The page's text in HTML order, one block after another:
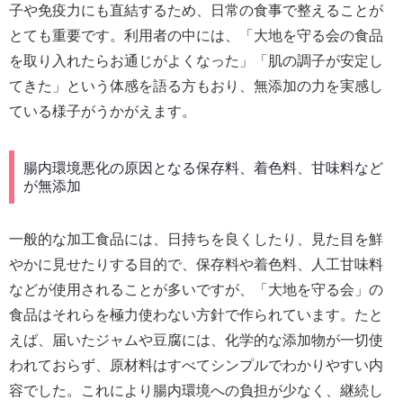
子や免疫力にも直結するため、日常の食事で整えることが
とても重要です。利用者の中には、「大地を守る会の食品
を取り入れたらお通じがよくなった」「肌の調子が安定し
てきた」という体感を語る方もおり、無添加の力を実感し
ている様子がうかがえます。
腸内環境悪化の原因となる保存料、着色料、甘味料など
が無添加
一般的な加工食品には、日持ちを良くしたり、見た目を鮮
やかに見せたりする目的で、保存料や着色料、人工甘味料
などが使用されることが多いですが、「大地を守る会」の
食品はそれらを極力使わない方針で作られています。たと
えば、届いたジャムや豆腐には、化学的な添加物が一切使
われておらず、原材料はすべてシンプルでわかりやすい内
容でした。これにより腸内環境への負担が少なく、継続し